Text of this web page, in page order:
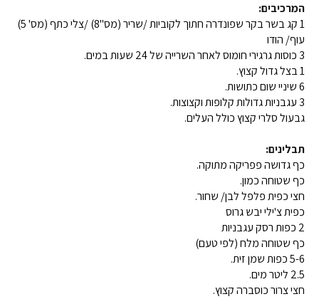
המרכיבים:
1 קג בשר בקר שפונדרה חתוך לקוביות /שריר (מס"8) /צלי כתף (מס' 5)
עוף/ הודו
3 כוסות גרגירי חומוס לאחר השרייה של 24 שעות במים.
1 בצל גדול קצוץ.
6 שיניי שום כתושות.
3 עגבניות גדולות קלופות וקצוצות.
גבעול סלרי קצוץ כולל העלים.
תבלינים:
כף גדושה פפריקה מתוקה.
כף שטוחה כמון.
חצי כפית פלפל לבן/ שחור.
כפית צ'ילי יבש גרוס
2 כפות רסק עגבניות
כף שטוחה מלח (לפי טעם)
5-6 כפות שמן זית.
2.5 ליטר מים.
חצי צרור כוסברה קצוץ.